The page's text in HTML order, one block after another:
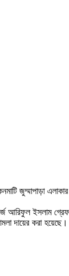
জুম্মাপাড়া
ইসলাম
দায়ের করা